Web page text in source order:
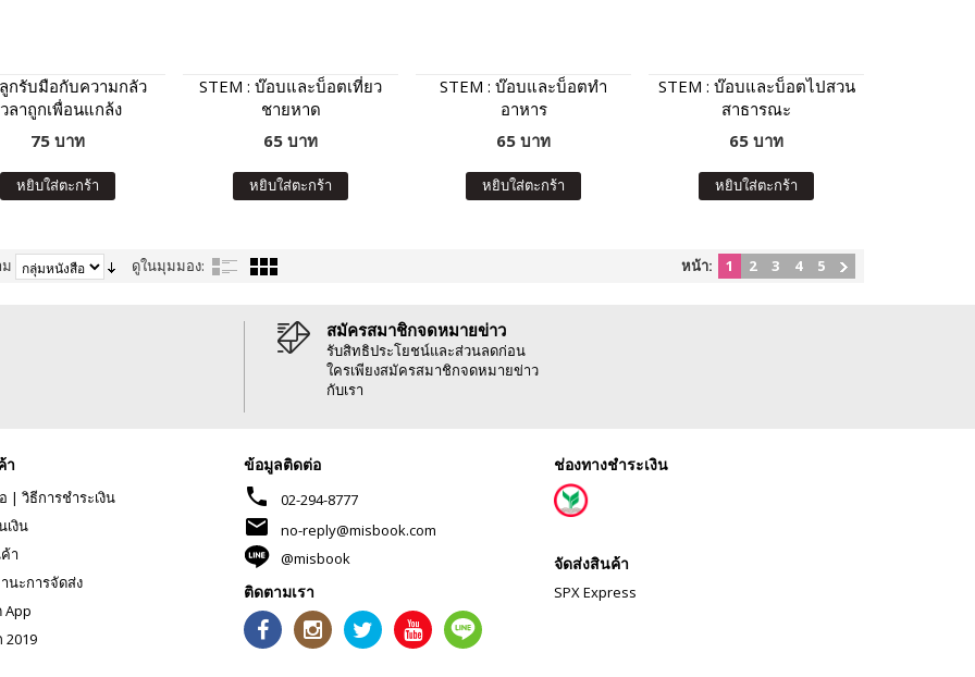
กรับมือกับความกลัว
ลาถูกเพื่อนแกล้ง
75 บาท
หยิบใส่ตะกร้า
STEM : บ๊อบและบ็อตเที่ยว
ชายหาด
65 บาท
หยิบใส่ตะกร้า
STEM : บ๊อบและบ็อตทำ
อาหาร
65 บาท
หยิบใส่ตะกร้า
STEM : บ๊อบและบ็อตไปสวน
สาธารณะ
65 บาท
หยิบใส่ตะกร้า
ม ดูในมุมมอง: หน้า: 1 2 3 4 5
สมัครสมาชิกจดหมายข่าว
รับสิทธิประโยชน์และส่วนลดก่อน
ใครเพียงสมัครสมาชิกจดหมายข่าว
กับเรา
า
| วิธีการชำระเงิน
เงิน
า
นะการจัดส่ง
App
2019
ข้อมูลติดต่อ
phone 02-294-8777
mail
no-reply@misbook.com
@misbook
ติดตามเรา
ช่องทางชำระเงิน
จัดส่งสินค้า
SPX Express